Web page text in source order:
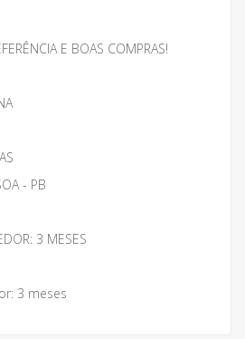
E BOAS COMPRAS!
- PB
3 MESES
3 meses